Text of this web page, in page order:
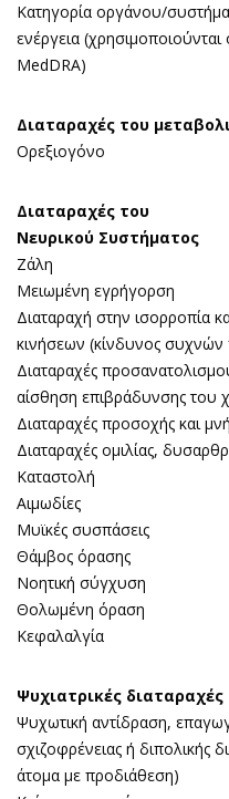
Κατηγορία οργάνου/
ενέργεια
MedDRA)
Διαταραχές του
Ορεξιογόνο
Διαταραχές του
Νευρικού Συστήματος
Ζάλη
Μειωμένη εγρήγορση
Διαταραχή στην ισορροπία
κινήσεων (κίνδυνος
Διαταραχές
αίσθηση επιβράδυνσης του
Διαταραχές προσοχής και
Διαταραχές ομιλίας,
Καταστολή
Αιμωδίες
Μυϊκές συσπάσεις
Θάμβος όρασης
Νοητική σύγχυση
Θολωμένη όραση
Κεφαλαλγία
Ψυχιατρικές διαταραχές
Ψυχωτική αντίδραση,
σχιζοφρένειας ή διπολικής
άτομα με προδιάθεση)